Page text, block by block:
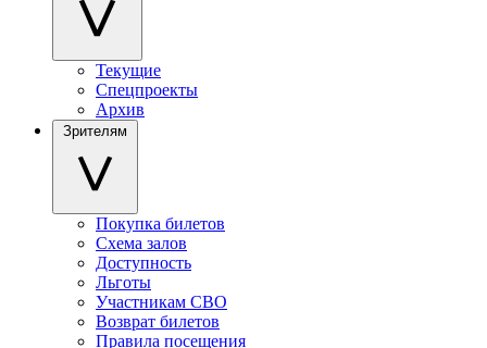
Текущие
Спецпроекты
Архив
Зрителям
Покупка билетов
Схема залов
Доступность
Льготы
Участникам СВО
Возврат билетов
Правила посещения